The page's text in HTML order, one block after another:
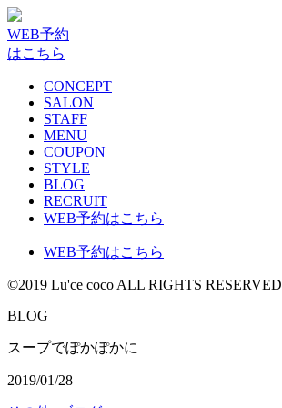
WEB予約
はこちら
CONCEPT
SALON
STAFF
MENU
COUPON
STYLE
BLOG
RECRUIT
WEB予約はこちら
WEB予約はこちら
©2019 Lu'ce coco ALL RIGHTS RESERVED
BLOG
スープでぽかぽかに
2019/01/28